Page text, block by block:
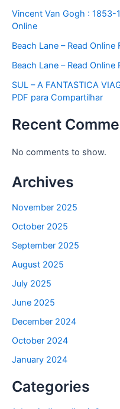
Vincent Van Gogh : 1853-
Online
Beach Lane – Read Online
Beach Lane – Read Online
SUL – A FANTASTICA
PDF para Compartilhar
Recent
No comments to show.
Archives
November 2025
October 2025
September 2025
August 2025
July 2025
June 2025
December 2024
October 2024
January 2024
Categories